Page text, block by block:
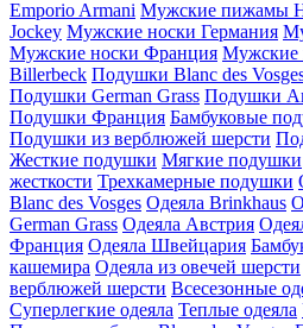
Emporio Armani Мужские пижамы
Jockey Мужские носки Германия
Мужские носки Франция Мужские
Billerbeck Подушки Blanc des
Подушки German Grass Подушки
Подушки Франция Бамбуковые
Подушки из верблюжей шерсти
Жесткие подушки Мягкие подушки
жесткости Трехкамерные подушки
Blanc des Vosges Одеяла Brinkhaus
German Grass Одеяла Австрия
Франция Одеяла Швейцария
кашемира Одеяла из овечей шерсти
верблюжей шерсти Всесезонные
Суперлегкие одеяла Теплые одеяла